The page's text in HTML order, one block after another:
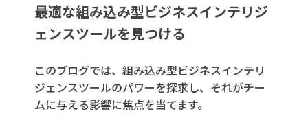
最適な組み込み型ビジネスインテリジ
ェンスツールを見つける
このブログでは、組み込み型ビジネスインテリ
ジェンスツールのパワーを探求し、それがチー
ムに与える影響に焦点を当てます。